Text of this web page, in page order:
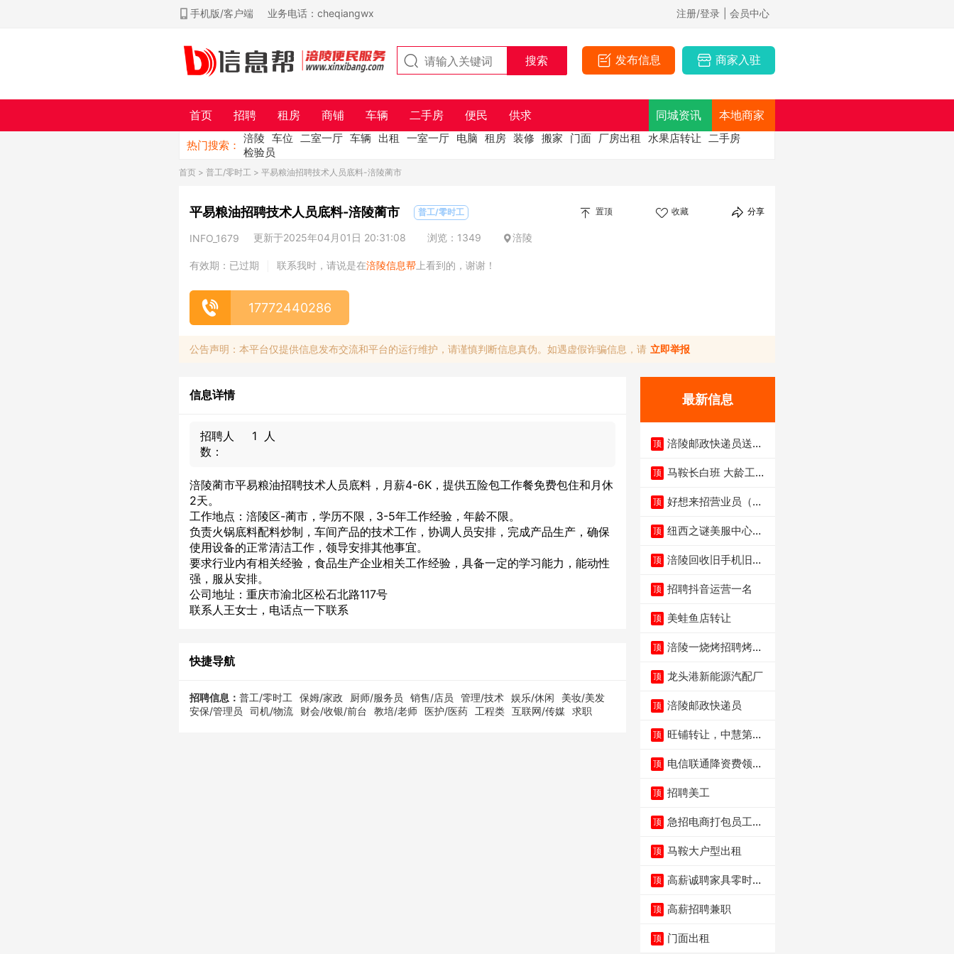
手机版/客户端 业务电话：cheqiangwx 注册/登录 | 会员中心
发布信息 商家入驻
首页 招聘 租房 商铺 车辆 二手房 便民 供求 同城资讯 本地商家
热门搜索：
涪陵 车位 二室一厅 车辆 出租 一室一厅 电脑 租房 装修 搬家 门面 厂房出租 水果店转让 二手房
检验员
首页 > 普工/零时工 > 平易粮油招聘技术人员底料-涪陵蔺市
平易粮油招聘技术人员底料-涪陵蔺市 普工/零时工 置顶 收藏 分享
INFO_1679 更新于2025年04月01日 20:31:08 浏览：1349 涪陵
有效期：已过期 联系我时，请说是在涪陵信息帮 上看到的，谢谢！
17772440286
公告声明：本平台仅提供信息发布交流和平台的运行维护，请谨慎判断信息真伪。如遇虚假诈骗信息，请 立即举报
信息详情
招聘人
数：
1 人
涪陵蔺市平易粮油招聘技术人员底料，月薪4-6K，提供五险包工作餐免费包住和月休
2天。
工作地点：涪陵区-蔺市，学历不限，3-5年工作经验，年龄不限。
负责火锅底料配料炒制，车间产品的技术工作，协调人员安排，完成产品生产，确保
使用设备的正常清洁工作，领导安排其他事宜。
要求行业内有相关经验，食品生产企业相关工作经验，具备一定的学习能力，能动性
强，服从安排。
公司地址：重庆市渝北区松石北路117号
联系人王女士，电话点一下联系
快捷导航
招聘信息： 普工/零时工 保姆/家政 厨师/服务员 销售/店员 管理/技术 娱乐/休闲
美妆/美发
安保/管理员
司机/物流 财会/收银/前台 教培/老师 医护/医药 工程类 互联网/传媒 求职
最新信息
顶 涪陵邮政快递员送货
顶 马鞍长白班 大龄工大
顶 好想来招营业员（不
顶 纽西之谜美服中心招
顶 涪陵回收旧手机旧电
顶 招聘抖音运营一名
顶 美蛙鱼店转让
顶 涪陵一烧烤招聘烤工
顶 龙头港新能源汽配厂
顶 涪陵邮政快递员
顶 旺铺转让，中慧第一
顶 电信联通降资费领价
顶 招聘美工
顶 急招电商打包员工作
顶 马鞍大户型出租
顶 高薪诚聘家具零时促
顶 高薪招聘兼职
顶 门面出租